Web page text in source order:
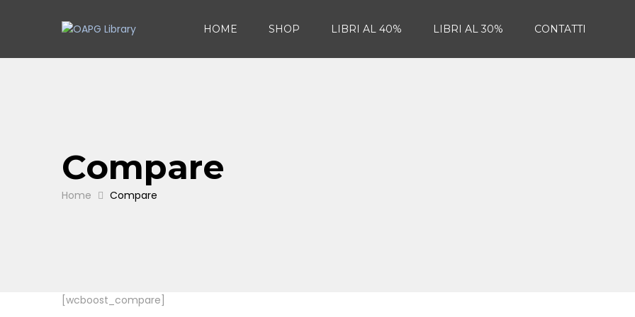
HOME SHOP LIBRI AL 40% LIBRI AL 30% CONTATTI
Compare
Home Compare
[wcboost_compare]